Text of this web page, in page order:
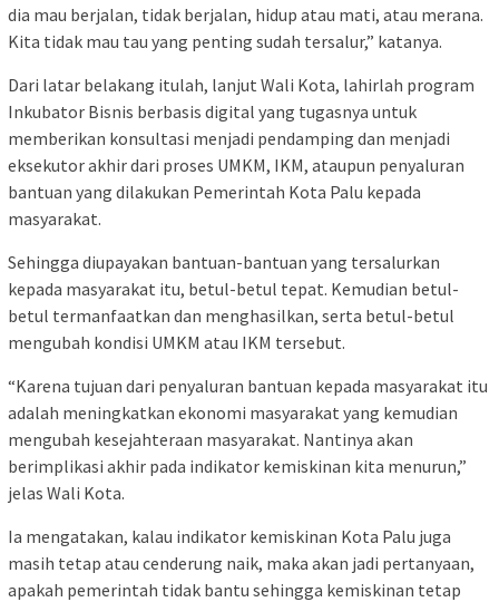
dia mau berjalan, tidak berjalan, hidup atau mati, atau merana.
Kita tidak mau tau yang penting sudah tersalur,” katanya.
Dari latar belakang itulah, lanjut Wali Kota, lahirlah program
Inkubator Bisnis berbasis digital yang tugasnya untuk
memberikan konsultasi menjadi pendamping dan menjadi
eksekutor akhir dari proses UMKM, IKM, ataupun penyaluran
bantuan yang dilakukan Pemerintah Kota Palu kepada
masyarakat.
Sehingga diupayakan bantuan-bantuan yang tersalurkan
kepada masyarakat itu, betul-betul tepat. Kemudian betul-
betul termanfaatkan dan menghasilkan, serta betul-betul
mengubah kondisi UMKM atau IKM tersebut.
“Karena tujuan dari penyaluran bantuan kepada masyarakat itu
adalah meningkatkan ekonomi masyarakat yang kemudian
mengubah kesejahteraan masyarakat. Nantinya akan
berimplikasi akhir pada indikator kemiskinan kita menurun,”
jelas Wali Kota.
Ia mengatakan, kalau indikator kemiskinan Kota Palu juga
masih tetap atau cenderung naik, maka akan jadi pertanyaan,
apakah pemerintah tidak bantu sehingga kemiskinan tetap